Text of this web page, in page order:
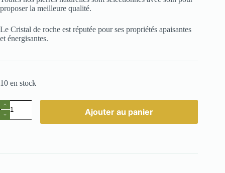
proposer la meilleure qualité.
Le Cristal de roche est réputée pour ses propriétés apaisantes
et énergisantes.
10 en stock
quantité
de
Pierre
Ajouter au panier